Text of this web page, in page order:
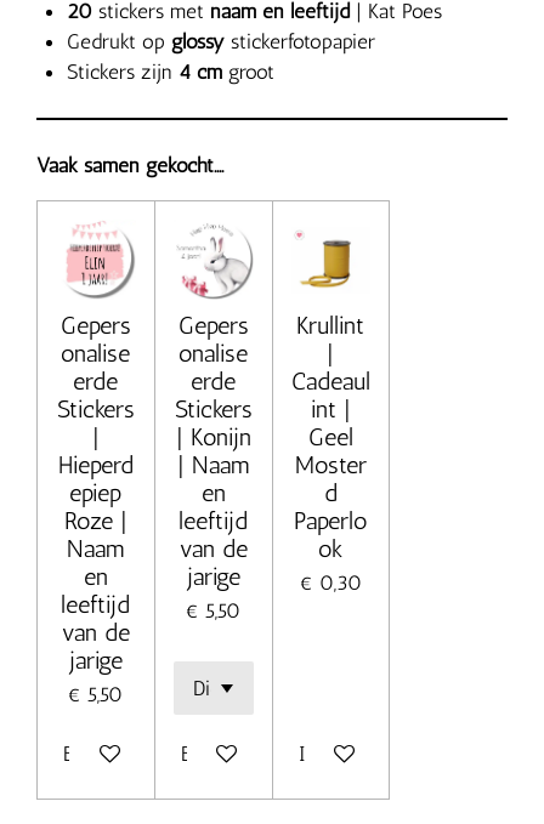
20 stickers met naam en leeftijd | Kat Poes
Gedrukt op glossy stickerfotopapier
Stickers zijn 4 cm groot
Vaak samen gekocht....
Gepers
onalise
erde
Stickers
|
Hieperd
epiep
Roze |
Naam
en
leeftijd
van de
jarige
€ 5,50
Bekijk details
Gepers
onalise
erde
Stickers
| Konijn
| Naam
en
leeftijd
van de
jarige
€ 5,50
Bekijk details
Krullint
|
Cadeaul
int |
Geel
Moster
d
Paperlo
ok
€ 0,30
In winkelwagen